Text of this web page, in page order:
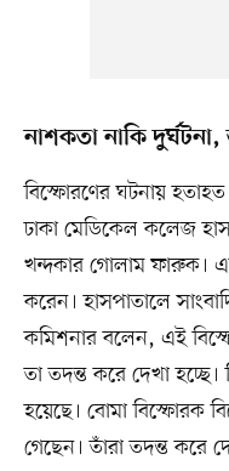
নাশকতা নাকি
বিস্ফোরণের ঘটনায় হতাহত
ঢাকা মেডিকেল কলেজ
খন্দকার গোলাম ফারুক।
করেন। হাসপাতালে
কমিশনার বলেন, এই
তা তদন্ত করে দেখা
হয়েছে। বোমা বিস্ফোরক
গেছেন। তাঁরা তদন্ত করে